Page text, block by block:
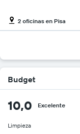
2 oficinas en Pisa
Budget
10,0 Excelente
Limpieza